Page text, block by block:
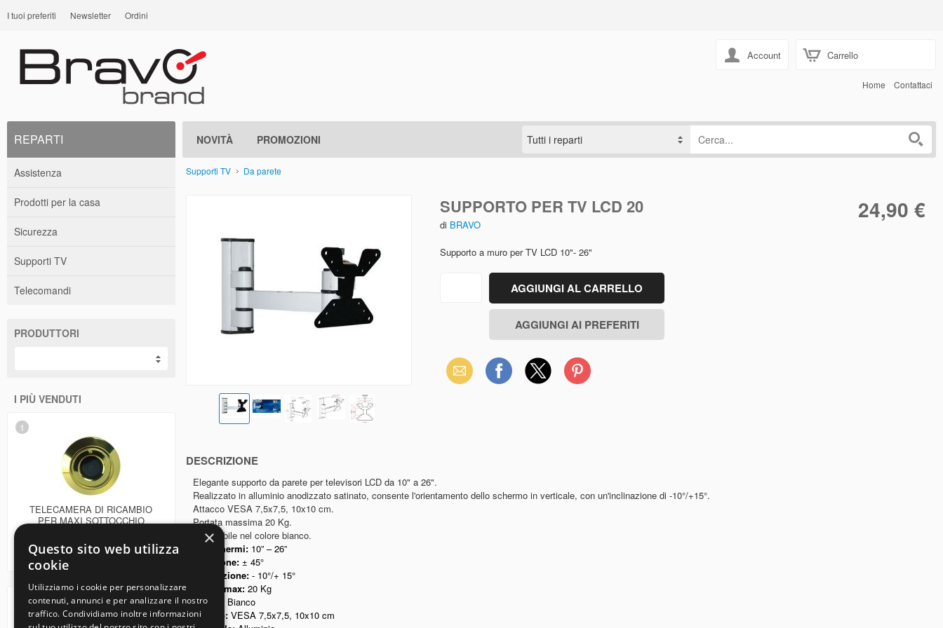
Carrello
I tuoi preferiti Newsletter Ordini
Account
Home Contattaci
NOVITÀ PROMOZIONI
REPARTI
Assistenza
Prodotti per la casa
Sicurezza
Supporti TV
Telecomandi
PRODUTTORI
I PIÙ VENDUTI
1
TELECAMERA DI RICAMBIO
PER MAXI SOTTOCCHIO
12,00 €
Azienda
Supporti TV Da parete
SUPPORTO PER TV LCD 20
di BRAVO
Supporto a muro per TV LCD 10"- 26"
24,90 €
Email Facebook X Pinterest
DESCRIZIONE
Elegante supporto da parete per televisori LCD da 10" a 26".
Realizzato in alluminio anodizzato satinato, consente l'orientamento dello schermo in verticale, con un'inclinazione di -10°/+15°.
Attacco VESA 7,5x7,5, 10x10 cm.
Portata massima 20 Kg.
Disponibile nel colore bianco.
Per schermi: 10” – 26”
Rotazione: ± 45°
Inclinazione: - 10°/+ 15°
Carico max: 20 Kg
Colore:
Bianco
Attacco: VESA 7,5x7,5, 10x10 cm
×
Questo sito web utilizza
cookie
Utilizziamo i cookie per personalizzare
contenuti, annunci e per analizzare il nostro
traffico. Condividiamo inoltre informazioni